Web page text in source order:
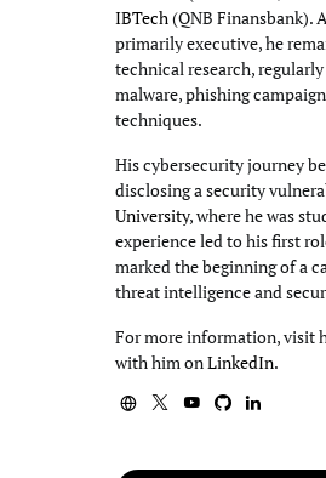
IBTech (QNB Finansbank).
primarily executive, he
technical research,
malware, phishing
techniques.
His cybersecurity journey
disclosing a security
University, where he was
experience led to his first
marked the beginning of a
threat intelligence and
For more information, visit
with him onLinkedIn.